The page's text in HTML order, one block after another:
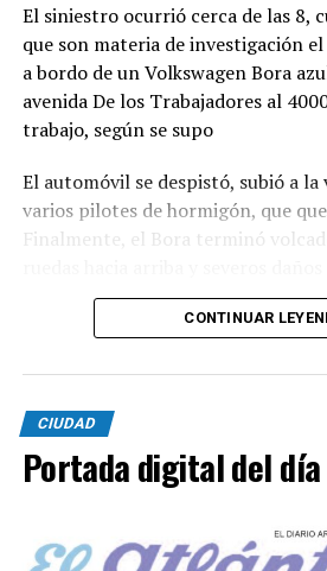
El siniestro ocurrió cerca de las 8,
que son materia de investigación
a bordo de un Volkswagen Bora
avenida De los Trabajadores al
trabajo, según se supo
El automóvil se despistó, subió a la
varios pilotes de hormigón, que
Finalmente, el Bora terminó
Ante el violento impacto, personal
importabnte ioperativo en el
constataron que el conductor,
vehículo y no presentaba lesiones.
CONTINUAR
CIUDAD
Portada digital del